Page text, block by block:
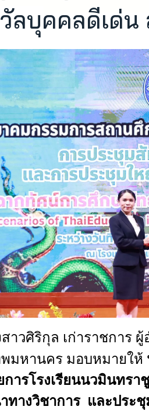
ลบุคคลดีเด่น
าวศิริกุล เก่าราชการ ผู้
พมหานคร มอบหมายให้
การโรงเรียนนวมินทรา
ทางวิชาการ และประ